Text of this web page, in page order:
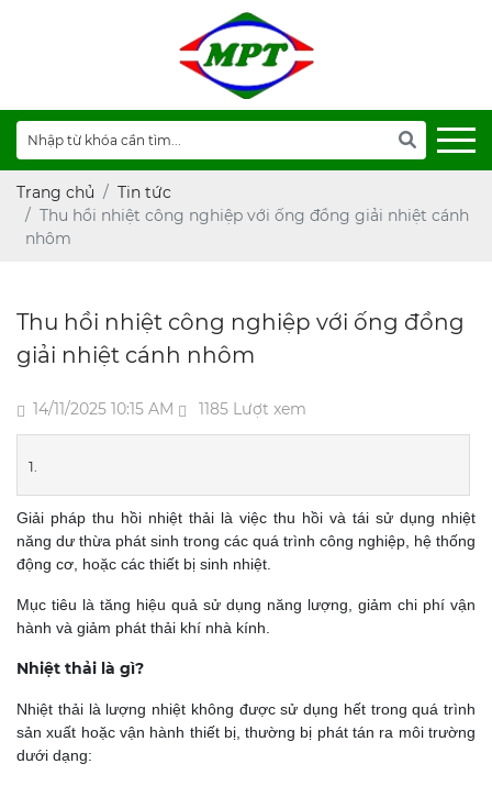
Trang chủ
Tin tức
Thu hồi nhiệt công nghiệp với ống đồng giải nhiệt cánh
nhôm
Thu hồi nhiệt công nghiệp với ống đồng
giải nhiệt cánh nhôm
14/11/2025 10:15 AM 1185 Lượt xem
Giải pháp thu hồi nhiệt thải là việc thu hồi và tái sử dụng nhiệt
năng dư thừa phát sinh trong các quá trình công nghiệp, hệ thống
động cơ, hoặc các thiết bị sinh nhiệt.
Mục tiêu là tăng hiệu quả sử dụng năng lượng, giảm chi phí vận
hành và giảm phát thải khí nhà kính.
Nhiệt thải là gì?
Nhiệt thải là lượng nhiệt không được sử dụng hết trong quá trình
sản xuất hoặc vận hành thiết bị, thường bị phát tán ra môi trường
dưới dạng: